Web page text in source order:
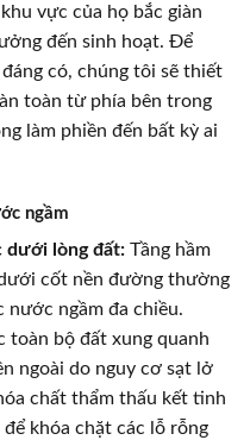
vực của họ bắc giàn
đến sinh hoạt. Để
có, chúng tôi sẽ thiết
toàn từ phía bên trong
làm phiền đến bất kỳ ai
ngầm
dưới lòng đất:Tầng hầm
cốt nền đường thường
nước ngầm đa chiều.
toàn bộ đất xung quanh
ngoài do nguy cơ sạt lở
chất thẩm thấu kết tinh
khóa chặt các lỗ rỗng